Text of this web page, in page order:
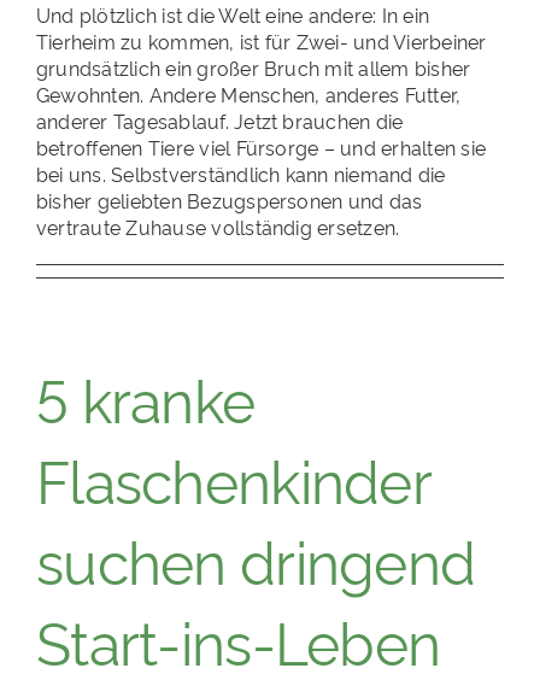
Und plötzlich ist die Welt eine andere: In ein
Tierheim zu kommen, ist für Zwei- und Vierbeiner
grundsätzlich ein großer Bruch mit allem bisher
Gewohnten. Andere Menschen, anderes Futter,
anderer Tagesablauf. Jetzt brauchen die
betroffenen Tiere viel Fürsorge – und erhalten sie
bei uns. Selbstverständlich kann niemand die
bisher geliebten Bezugspersonen und das
vertraute Zuhause vollständig ersetzen.
5 kranke
Flaschenkinder
suchen dringend
Start-ins-Leben